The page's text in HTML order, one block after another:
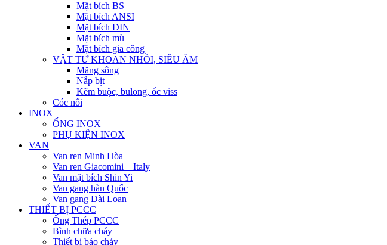
Mặt bích BS
Mặt bích ANSI
Mặt bích DIN
Mặt bích mù
Mặt bích gia công
VẬT TƯ KHOAN NHỒI, SIÊU ÂM
Măng sông
Nắp bịt
Kẽm buộc, bulong, ốc viss
Cóc nối
INOX
ỐNG INOX
PHỤ KIỆN INOX
VAN
Van ren Minh Hòa
Van ren Giacomini – Italy
Van mặt bích Shin Yi
Van gang hàn Quốc
Van gang Đài Loan
THIẾT BỊ PCCC
Ống Thép PCCC
Bình chữa cháy
Thiết bị báo cháy